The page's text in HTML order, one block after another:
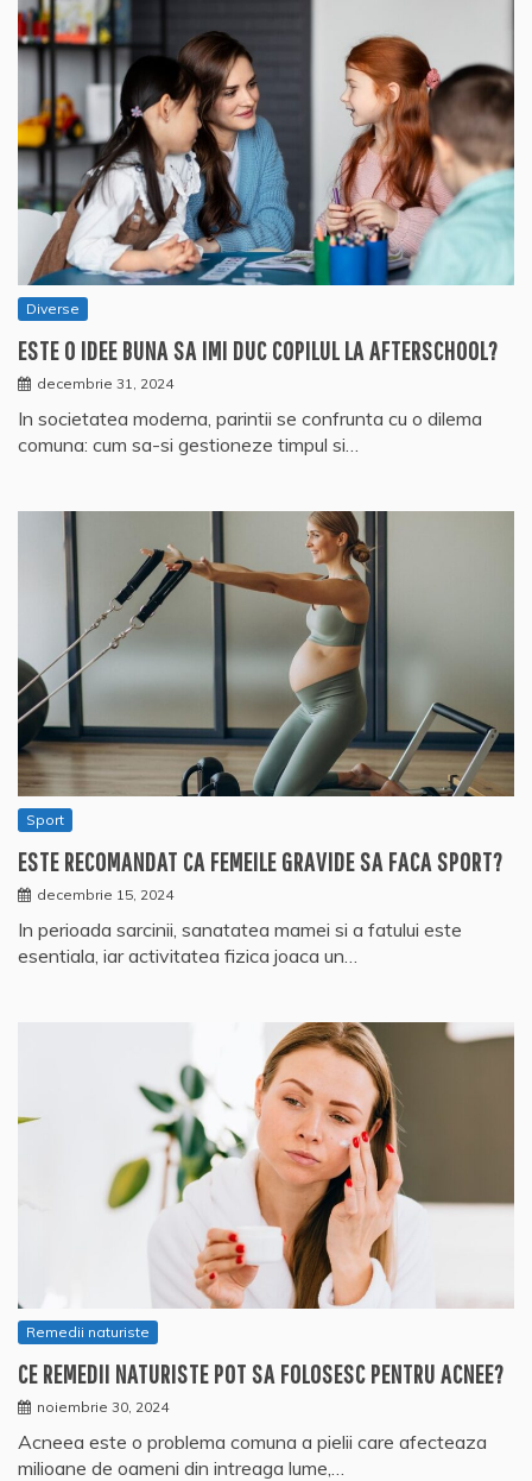
Diverse
ESTE O IDEE BUNA SA IMI DUC COPILUL LA AFTERSCHOOL?
decembrie 31, 2024
In societatea moderna, parintii se confrunta cu o dilema
comuna: cum sa-si gestioneze timpul si…
Sport
ESTE RECOMANDAT CA FEMEILE GRAVIDE SA FACA SPORT?
decembrie 15, 2024
In perioada sarcinii, sanatatea mamei si a fatului este
esentiala, iar activitatea fizica joaca un…
Remedii naturiste
CE REMEDII NATURISTE POT SA FOLOSESC PENTRU ACNEE?
noiembrie 30, 2024
Acneea este o problema comuna a pielii care afecteaza
milioane de oameni din intreaga lume,…